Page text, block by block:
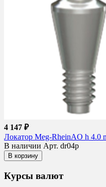
4 147 ₽
Локатор Meg-RheinAO h 4.0
В наличии Арт. dr04p
В корзину
Курсы валют